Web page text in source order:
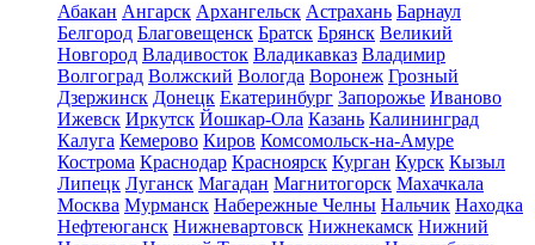
Абакан Ангарск Архангельск Астрахань Барнаул
Белгород Благовещенск Братск Брянск Великий
Новгород Владивосток Владикавказ Владимир
Волгоград Волжский Вологда Воронеж Грозный
Дзержинск Донецк Екатеринбург Запорожье Иваново
Ижевск Иркутск Йошкар-Ола Казань Калининград
Калуга Кемерово Киров Комсомольск-на-Амуре
Кострома Краснодар Красноярск Курган Курск Кызыл
Липецк Луганск Магадан Магнитогорск Махачкала
Москва Мурманск Набережные Челны Нальчик Находка
Нефтеюганск Нижневартовск Нижнекамск Нижний